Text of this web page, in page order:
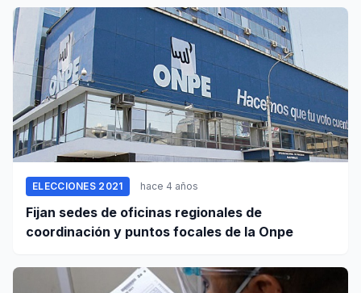
ELECCIONES 2021 hace 4 años
Fijan sedes de oficinas regionales de
coordinación y puntos focales de la Onpe